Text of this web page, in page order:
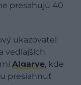
presahujú 40
ukazovateľ
vedľajších
Algarve, kde
presiahnuť